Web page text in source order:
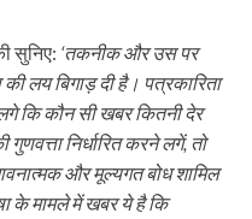
सुनिए: ‘तकनीक और उस पर
लय बिगाड़ दी है। पत्रकारिता
कि कौन सी खबर कितनी देर
निर्धारित करने लगें, तो
और मूल्यगत बोध शामिल
के मामले में खबर ये है कि